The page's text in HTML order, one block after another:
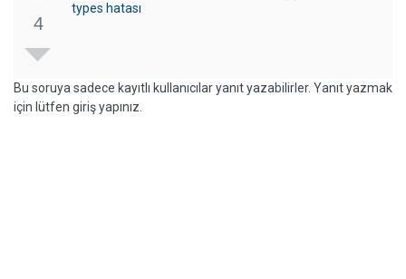
4
types hatası
Bu soruya sadece kayıtlı kullanıcılar yanıt yazabilirler. Yanıt yazmak
için lütfen giriş yapınız.